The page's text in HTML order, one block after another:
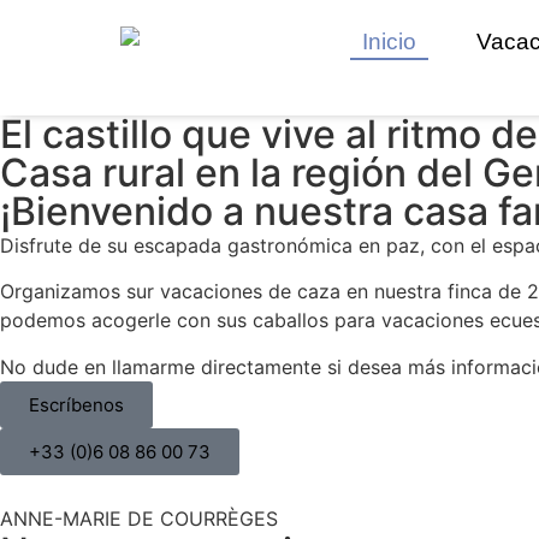
Inicio
El castillo que vive al ritmo
Casa rural en la región del
¡Bienvenido a nuestra casa
Disfrute de su escapada gastronómica en paz, con el
Organizamos sur vacaciones de caza en nuestra finca
podemos acogerle con sus caballos para vacaciones
No dude en llamarme directamente si desea más
Escríbenos
+33 (0)6 08 86 00 73
ANNE-MARIE DE COURRÈGES